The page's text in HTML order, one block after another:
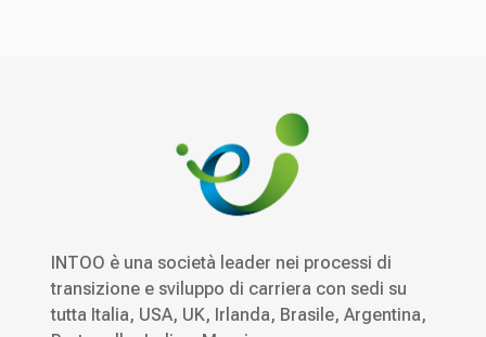
INTOO è una società leader nei processi di
transizione e sviluppo di carriera con sedi su
tutta Italia, USA, UK, Irlanda, Brasile, Argentina,